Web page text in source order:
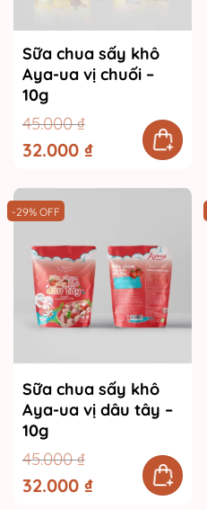
Sữa chua sấy khô
Aya-ua vị chuối –
10g
45.000₫
Giá
gốc
32.000 ₫Giá
hiện
32.000 ₫.
-29% OFF
Sữa chua sấy khô
Aya-ua vị dâu tây –
10g
45.000₫
Giá
gốc
32.000 ₫Giá
hiện